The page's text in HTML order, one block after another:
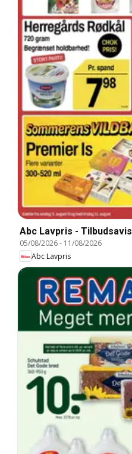
Abc Lavpris - Tilbudsavis
05/08/2026- 11/08/2026
Abc Lavpris